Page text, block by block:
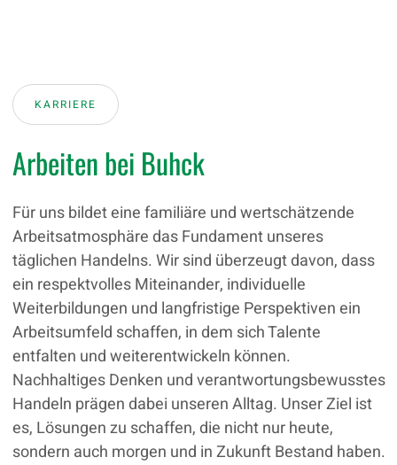
KARRIERE
Arbeiten bei Buhck
Für uns bildet eine familiäre und wertschätzende
Arbeitsatmosphäre das Fundament unseres
täglichen Handelns. Wir sind überzeugt davon, dass
ein respektvolles Miteinander, individuelle
Weiterbildungen und langfristige Perspektiven ein
Arbeitsumfeld schaffen, in dem sich Talente
entfalten und weiterentwickeln können.
Nachhaltiges Denken und verantwortungsbewusstes
Handeln prägen dabei unseren Alltag. Unser Ziel ist
es, Lösungen zu schaffen, die nicht nur heute,
sondern auch morgen und in Zukunft Bestand haben.